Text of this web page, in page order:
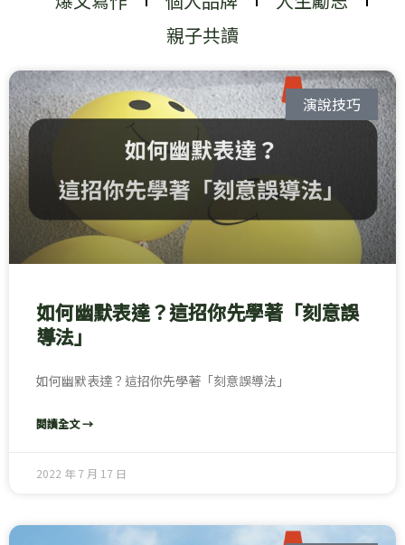
親子共讀
演說技巧
如何幽默表達？這招你先學著「刻意誤
導法」
如何幽默表達？這招你先學著「刻意誤導法」
閱讀全文 →
2022 年 7 月 17 日
頁
面
頁
面
頁
面
頁
面